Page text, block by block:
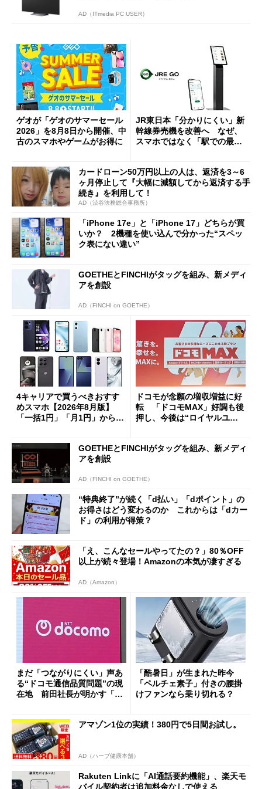
AD（ITmedia PC USER）
ゲオが「ゲオのサマーセール
2026」を8月8日から開催、中
古のスマホやゲームがお得に
JR東日本「分かりにくい」新
幹線券売機を改善へ なぜ、
スマホではなく「駅での最短
カードローン50万円以上の人は、返済を3～6
ヶ月停止して『大幅に減額してから返済する手
続き』を利用して！
AD（渋谷法務総合事務所）
「iPhone 17e」と「iPhone 17」どちらが買
いか？ 2機種を使い込んで分かった“スペッ
ク表にない違い”
GOETHEとFINCHIがタッグを組み、新メディ
アを創設
AD（FINCHI on GOETHE）
4キャリアで買うべきおすす
めスマホ【2026年8月版】
「一括1円」「月1円」からお
ドコモが念願の増収増益に好
転 「ドコモMAX」好調も後
押し、今後は“ロイヤルユー
GOETHEとFINCHIがタッグを組み、新メディ
アを創設
AD（FINCHI on GOETHE）
“特典終了”が続く「d払い」「dポイント」の
お得さはどう変わるのか これからは「dカー
ド」の利用が得策？
「え、こんなセールやってたの？」80％OFF
以上が続々登場！Amazonの本気が凄すぎる
AD（Amazon）
まだ「つながりにくい」声あ
る“ドコモ通信品質問題”の現
在地 前田社長が明かす「道
「酷暑日」が生まれた昨今
「ペルチェ素子」付きの腰掛
けファンなら乗り切れる？
アマゾン1位の実績！380円で5日間お試し。
AD（ハーブ健康本舗）
Rakuten Linkに「AI通話要約機能」、楽天モ
バイル契約者は追加料金なしで使える